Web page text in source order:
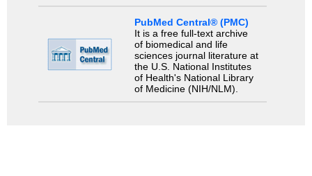
PubMed Central® (PMC)
It is a free full-text archive
of biomedical and life
sciences journal literature at
the U.S. National Institutes
of Health's National Library
of Medicine (NIH/NLM).